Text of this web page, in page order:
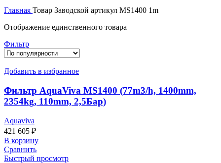
Главная Товар Заводской артикул MS1400 1m
Отображение единственного товара
Фильтр
Добавить в избранное
Фильтр AquaViva MS1400 (77m3/h, 1400mm,
2354kg, 110mm, 2,5Бар)
Aquaviva
421 605 ₽
В корзину
Сравнить
Быстрый просмотр